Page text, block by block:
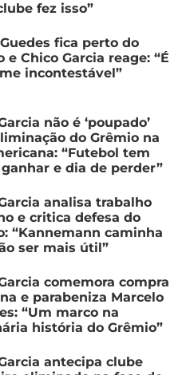
fez isso”
fica perto do
e Chico Garcia reage: “É
incontestável”
não é ‘poupado’
do Grêmio na
“Futebol tem
e dia de perder”
analisa trabalho
e critica defesa do
“Kannemann caminha
ser mais útil”
comemora compra
e parabeniza Marcelo
“Um marco na
história do Grêmio”
antecipa clube